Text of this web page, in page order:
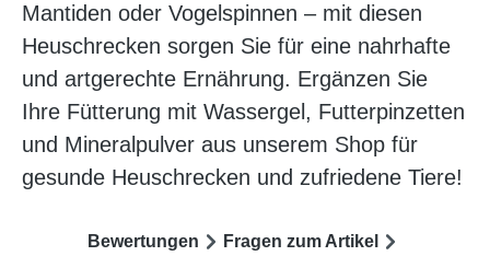
Mantiden oder Vogelspinnen – mit diesen
Heuschrecken sorgen Sie für eine nahrhafte
und artgerechte Ernährung. Ergänzen Sie
Ihre Fütterung mit Wassergel, Futterpinzetten
und Mineralpulver aus unserem Shop für
gesunde Heuschrecken und zufriedene Tiere!
Bewertungen Fragen zum Artikel